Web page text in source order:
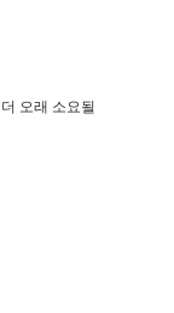
오래 소요될